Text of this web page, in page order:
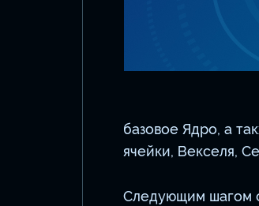
базовое Ядро, а
ячейки, Векселя,
Следующим шагом